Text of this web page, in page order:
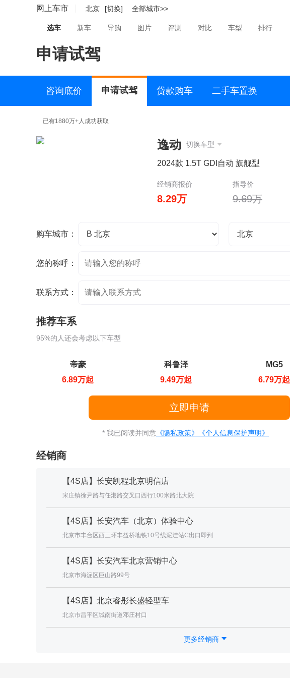
网上车市 北京 [切换] 全部城市>>
选车 新车 导购 图片 评测 对比 车型 排行
申请试驾
咨询底价 申请试驾 贷款购车 二手车置换
已有1880万+人成功获取
逸动 切换车型
2024款 1.5T GDI自动 旗舰型
经销商报价 指导价
8.29万 9.69万
购车城市：
您的称呼：
联系方式：
推荐车系
95%的人还会考虑以下车型
帝豪
6.89万起
科鲁泽
9.49万起
MG5
6.79万起
* 我已阅读并同意 《隐私政策》 《个人信息保护声明》
经销商
【4S店】长安凯程北京明信店
宋庄镇徐尹路与任港路交叉口西行100米路北大院
【4S店】长安汽车（北京）体验中心
北京市丰台区西三环丰益桥地铁10号线泥洼站C出口即到
【4S店】长安汽车北京营销中心
北京市海淀区巨山路99号
【4S店】北京睿彤长盛轻型车
北京市昌平区城南街道邓庄村口
更多经销商